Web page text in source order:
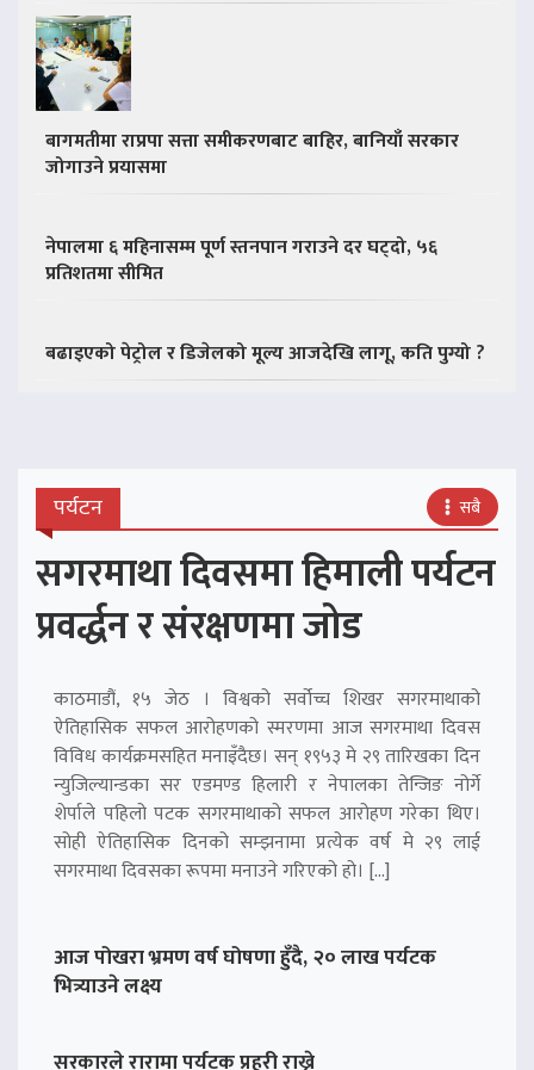
बागमतीमा राप्रपा सत्ता समीकरणबाट बाहिर, बानियाँ सरकार
जोगाउने प्रयासमा
नेपालमा ६ महिनासम्म पूर्ण स्तनपान गराउने दर घट्दो, ५६
प्रतिशतमा सीमित
बढाइएको पेट्रोल र डिजेलको मूल्य आजदेखि लागू, कति पुग्यो ?
पर्यटन सबै
सगरमाथा दिवसमा हिमाली पर्यटन
प्रवर्द्धन र संरक्षणमा जोड
काठमाडौं, १५ जेठ । विश्वको सर्वोच्च शिखर सगरमाथाको
ऐतिहासिक सफल आरोहणको स्मरणमा आज सगरमाथा दिवस
विविध कार्यक्रमसहित मनाइँदैछ। सन् १९५३ मे २९ तारिखका दिन
न्युजिल्यान्डका सर एडमण्ड हिलारी र नेपालका तेन्जिङ नोर्गे
शेर्पाले पहिलो पटक सगरमाथाको सफल आरोहण गरेका थिए।
सोही ऐतिहासिक दिनको सम्झनामा प्रत्येक वर्ष मे २९ लाई
सगरमाथा दिवसका रूपमा मनाउने गरिएको हो। […]
आज पोखरा भ्रमण वर्ष घोषणा हुँदै, २० लाख पर्यटक
भित्र्याउने लक्ष्य
सरकारले रारामा पर्यटक प्रहरी राख्ने